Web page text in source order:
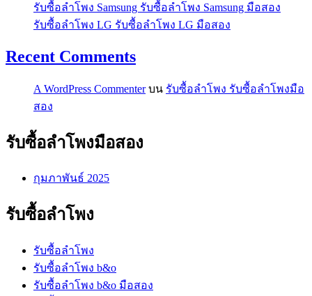
รับซื้อลำโพง Samsung รับซื้อลำโพง Samsung มือสอง
รับซื้อลำโพง LG รับซื้อลำโพง LG มือสอง
Recent Comments
A WordPress Commenterบน รับซื้อลำโพง รับซื้อลำโพงมือ
สอง
รับซื้อลำโพงมือสอง
กุมภาพันธ์ 2025
รับซื้อลำโพง
รับซื้อลำโพง
รับซื้อลำโพง b&o
รับซื้อลำโพง b&o มือสอง